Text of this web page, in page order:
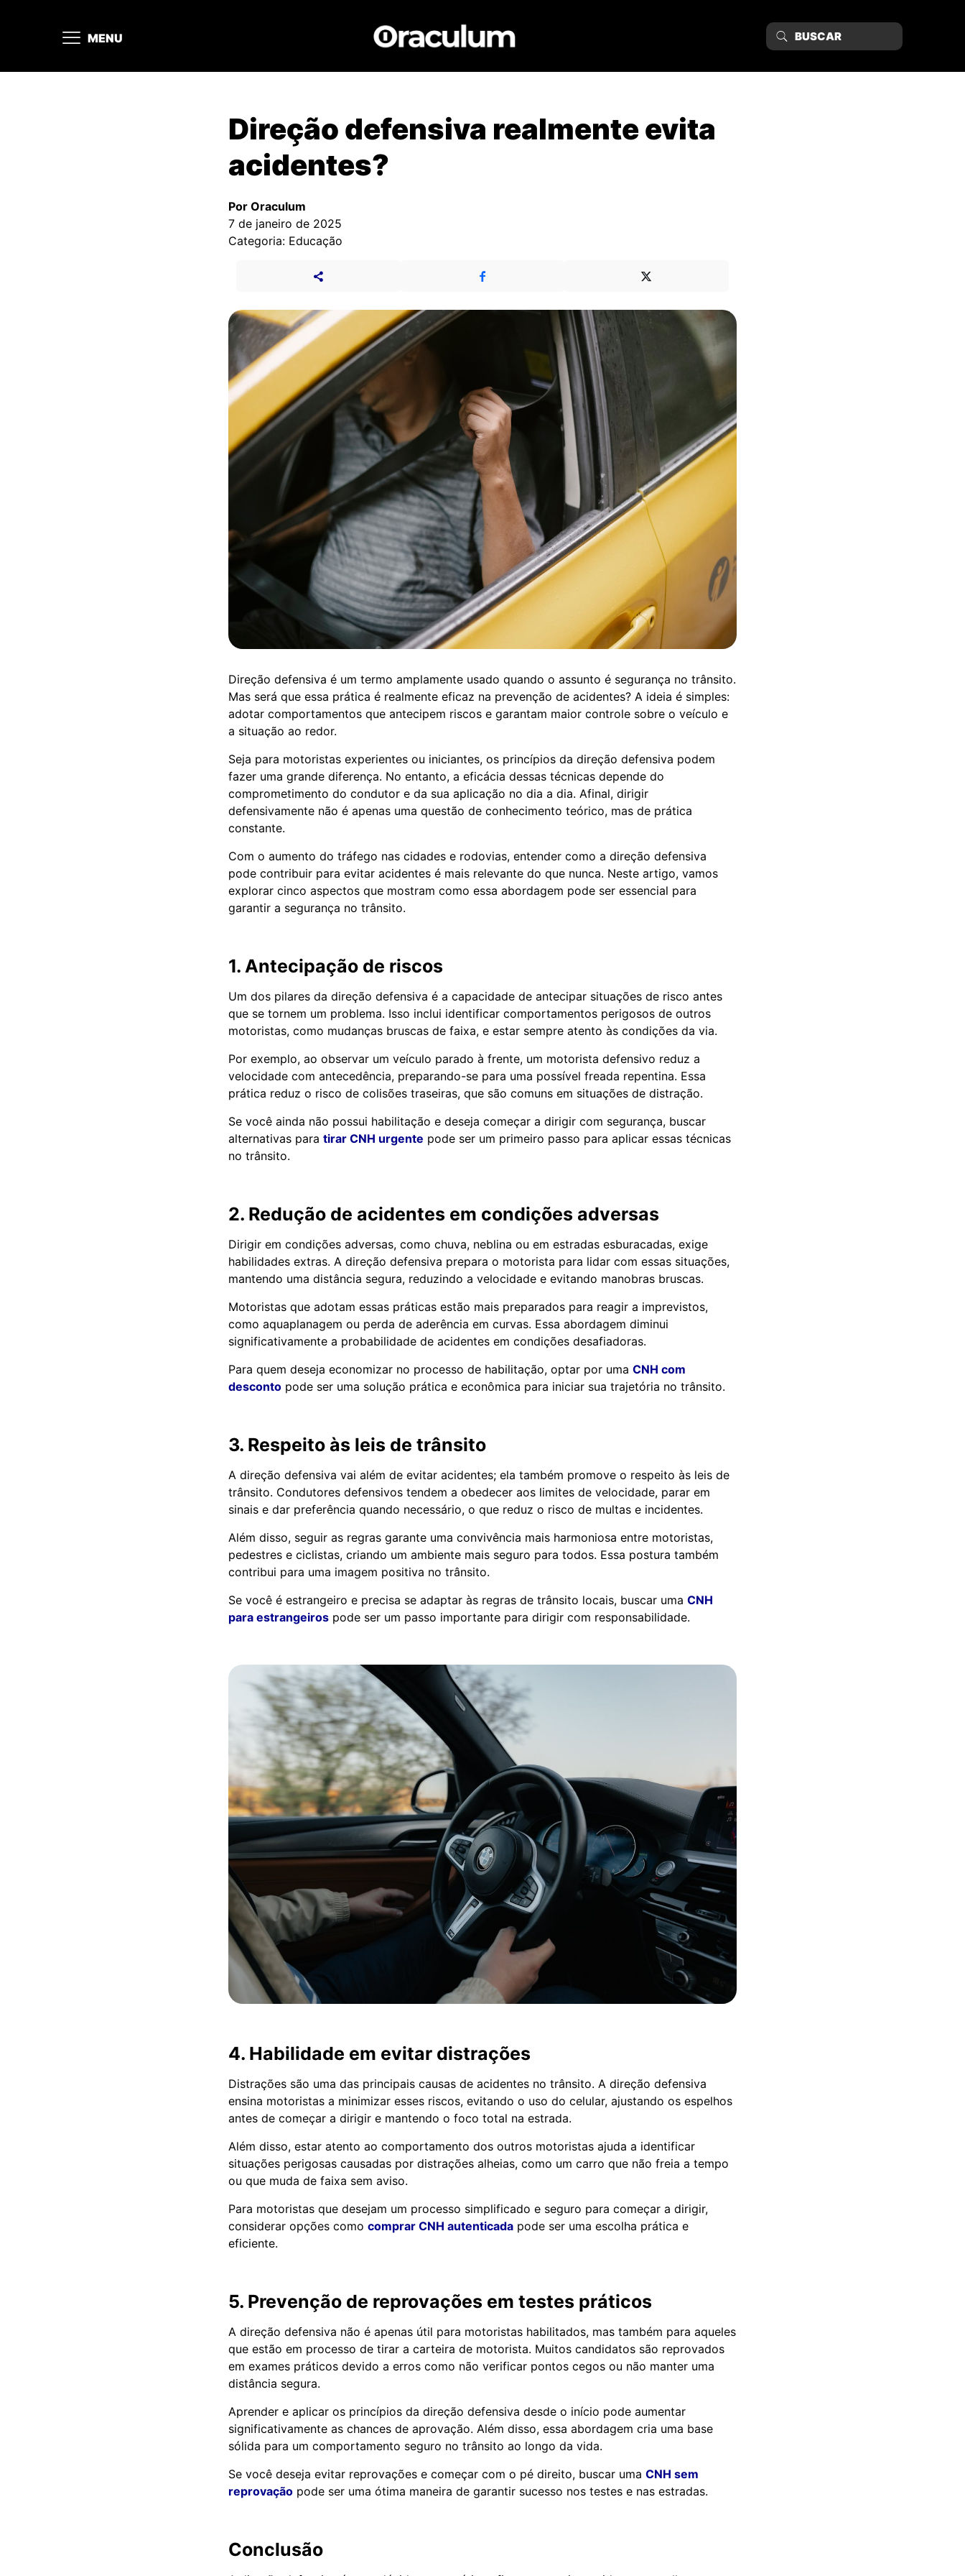
MENU
Direção defensiva realmente evita
acidentes?
Por Oraculum
7 de janeiro de 2025
Categoria: Educação
Direção defensiva é um termo amplamente usado quando o assunto é segurança no trânsito.
Mas será que essa prática é realmente eficaz na prevenção de acidentes? A ideia é simples:
adotar comportamentos que antecipem riscos e garantam maior controle sobre o veículo e
a situação ao redor.
Seja para motoristas experientes ou iniciantes, os princípios da direção defensiva podem
fazer uma grande diferença. No entanto, a eficácia dessas técnicas depende do
comprometimento do condutor e da sua aplicação no dia a dia. Afinal, dirigir
defensivamente não é apenas uma questão de conhecimento teórico, mas de prática
constante.
Com o aumento do tráfego nas cidades e rodovias, entender como a direção defensiva
pode contribuir para evitar acidentes é mais relevante do que nunca. Neste artigo, vamos
explorar cinco aspectos que mostram como essa abordagem pode ser essencial para
garantir a segurança no trânsito.
1. Antecipação de riscos
Um dos pilares da direção defensiva é a capacidade de antecipar situações de risco antes
que se tornem um problema. Isso inclui identificar comportamentos perigosos de outros
motoristas, como mudanças bruscas de faixa, e estar sempre atento às condições da via.
Por exemplo, ao observar um veículo parado à frente, um motorista defensivo reduz a
velocidade com antecedência, preparando-se para uma possível freada repentina. Essa
prática reduz o risco de colisões traseiras, que são comuns em situações de distração.
Se você ainda não possui habilitação e deseja começar a dirigir com segurança, buscar
alternativas para tirar CNH urgente pode ser um primeiro passo para aplicar essas técnicas
no trânsito.
2. Redução de acidentes em condições adversas
Dirigir em condições adversas, como chuva, neblina ou em estradas esburacadas, exige
habilidades extras. A direção defensiva prepara o motorista para lidar com essas situações,
mantendo uma distância segura, reduzindo a velocidade e evitando manobras bruscas.
Motoristas que adotam essas práticas estão mais preparados para reagir a imprevistos,
como aquaplanagem ou perda de aderência em curvas. Essa abordagem diminui
significativamente a probabilidade de acidentes em condições desafiadoras.
Para quem deseja economizar no processo de habilitação, optar por uma CNH com
desconto pode ser uma solução prática e econômica para iniciar sua trajetória no trânsito.
3. Respeito às leis de trânsito
A direção defensiva vai além de evitar acidentes; ela também promove o respeito às leis de
trânsito. Condutores defensivos tendem a obedecer aos limites de velocidade, parar em
sinais e dar preferência quando necessário, o que reduz o risco de multas e incidentes.
Além disso, seguir as regras garante uma convivência mais harmoniosa entre motoristas,
pedestres e ciclistas, criando um ambiente mais seguro para todos. Essa postura também
contribui para uma imagem positiva no trânsito.
Se você é estrangeiro e precisa se adaptar às regras de trânsito locais, buscar uma CNH
para estrangeiros pode ser um passo importante para dirigir com responsabilidade.
4. Habilidade em evitar distrações
Distrações são uma das principais causas de acidentes no trânsito. A direção defensiva
ensina motoristas a minimizar esses riscos, evitando o uso do celular, ajustando os espelhos
antes de começar a dirigir e mantendo o foco total na estrada.
Além disso, estar atento ao comportamento dos outros motoristas ajuda a identificar
situações perigosas causadas por distrações alheias, como um carro que não freia a tempo
ou que muda de faixa sem aviso.
Para motoristas que desejam um processo simplificado e seguro para começar a dirigir,
considerar opções como comprar CNH autenticada pode ser uma escolha prática e
eficiente.
5. Prevenção de reprovações em testes práticos
A direção defensiva não é apenas útil para motoristas habilitados, mas também para aqueles
que estão em processo de tirar a carteira de motorista. Muitos candidatos são reprovados
em exames práticos devido a erros como não verificar pontos cegos ou não manter uma
distância segura.
Aprender e aplicar os princípios da direção defensiva desde o início pode aumentar
significativamente as chances de aprovação. Além disso, essa abordagem cria uma base
sólida para um comportamento seguro no trânsito ao longo da vida.
Se você deseja evitar reprovações e começar com o pé direito, buscar uma CNH sem
reprovação pode ser uma ótima maneira de garantir sucesso nos testes e nas estradas.
Conclusão